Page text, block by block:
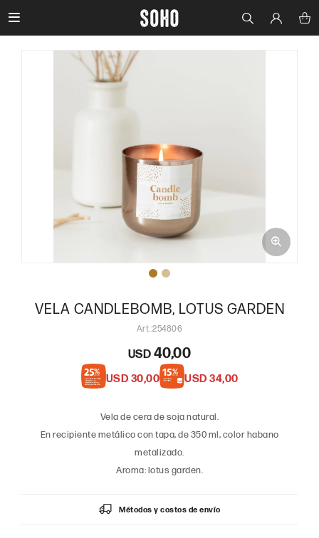

VELA CANDLEBOMB, LOTUS GARDEN
254806
USD 40,00
USD 30,00 USD 34,00
Vela de cera de soja natural.
En recipiente metálico con tapa, de 350 ml, color habano
metalizado.
Aroma: lotus garden.
Métodos y costos de envío